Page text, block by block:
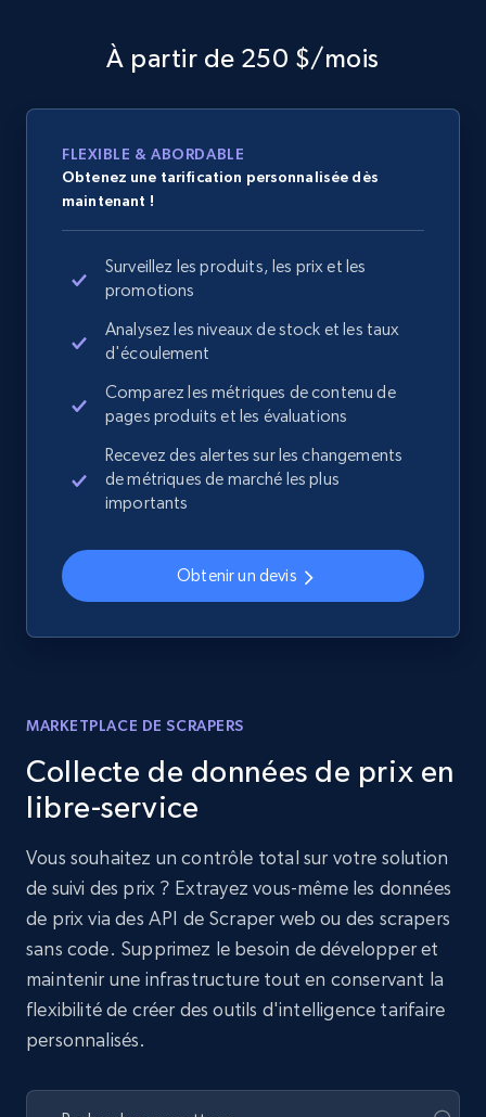
À partir de 250 $/mois
FLEXIBLE & ABORDABLE
Obtenez une tarification personnalisée dès
maintenant !
Surveillez les produits, les prix et les
promotions
Analysez les niveaux de stock et les taux
d'écoulement
Comparez les métriques de contenu de
pages produits et les évaluations
Recevez des alertes sur les changements
de métriques de marché les plus
importants
Obtenir un devis
MARKETPLACE DE SCRAPERS
Collecte de données de prix en
libre-service
Vous souhaitez un contrôle total sur votre solution
de suivi des prix ? Extrayez vous-même les données
de prix via des API de Scraper web ou des scrapers
sans code. Supprimez le besoin de développer et
maintenir une infrastructure tout en conservant la
flexibilité de créer des outils d'intelligence tarifaire
personnalisés.